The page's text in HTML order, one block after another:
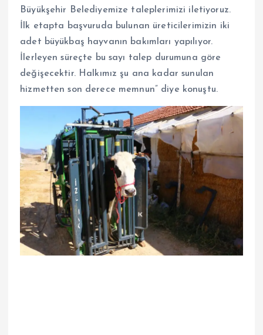
Büyükşehir Belediyemize taleplerimizi iletiyoruz.
İlk etapta başvuruda bulunan üreticilerimizin iki
adet büyükbaş hayvanın bakımları yapılıyor.
İlerleyen süreçte bu sayı talep durumuna göre
değişecektir. Halkımız şu ana kadar sunulan
hizmetten son derece memnun” diye konuştu.